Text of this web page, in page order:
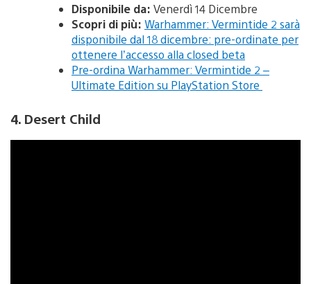
Disponibile da: Venerdì 14 Dicembre
Scopri di più: Warhammer: Vermintide 2 sarà
disponibile dal 18 dicembre: pre-ordinate per
ottenere l’accesso alla closed beta
Pre-ordina Warhammer: Vermintide 2 –
Ultimate Edition su PlayStation Store
4. Desert Child